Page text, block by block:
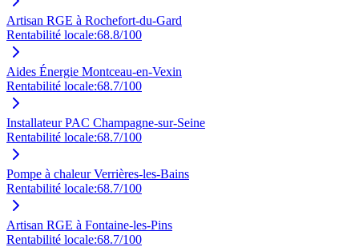
Artisan RGE à Rochefort-du-Gard
Rentabilité locale:68.8/100
Aides Énergie Montceau-en-Vexin
Rentabilité locale:68.7/100
Installateur PAC Champagne-sur-Seine
Rentabilité locale:68.7/100
Pompe à chaleur Verrières-les-Bains
Rentabilité locale:68.7/100
Artisan RGE à Fontaine-les-Pins
Rentabilité locale:68.7/100